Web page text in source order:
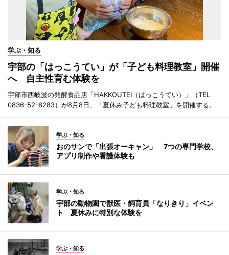
学ぶ・知る
宇部の「はっこうてい」が「子ども料理教室」開催
へ 自主性育む体験を
宇部市西岐波の発酵食品店「HAKKOUTEI（はっこうてい）」（TEL
0836-52-8283）が8月8日、「夏休み子ども料理教室」を開催する。
学ぶ・知る
おのサンで「出張オーキャン」 7つの専門学校、
アプリ制作や看護体験も
学ぶ・知る
宇部の動物園で獣医・飼育員「なりきり」イベン
ト 夏休みに特別な体験を
学ぶ・知る